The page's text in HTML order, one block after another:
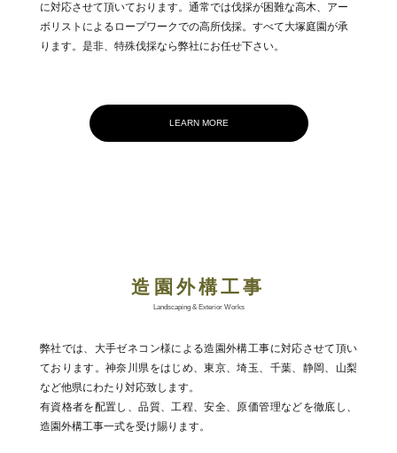
に対応させて頂いております。通常では伐採が困難な高木、アー
ボリストによるロープワークでの高所伐採。すべて大塚庭園が承
ります。是非、特殊伐採なら弊社にお任せ下さい。
LEARN MORE
造園外構工事
Landscaping & Exterior Works
弊社では、大手ゼネコン様による造園外構工事に対応させて頂い
ております。神奈川県をはじめ、東京、埼玉、千葉、静岡、山梨
など他県にわたり対応致します。
有資格者を配置し、品質、工程、安全、原価管理などを徹底し、
造園外構工事一式を受け賜ります。